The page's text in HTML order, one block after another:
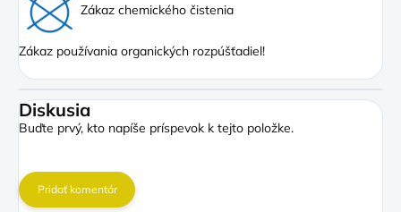
Zákaz chemického čistenia
Zákaz používania organických rozpúšťadiel!
Diskusia
Buďte prvý, kto napíše príspevok k tejto položke.
Pridať komentár